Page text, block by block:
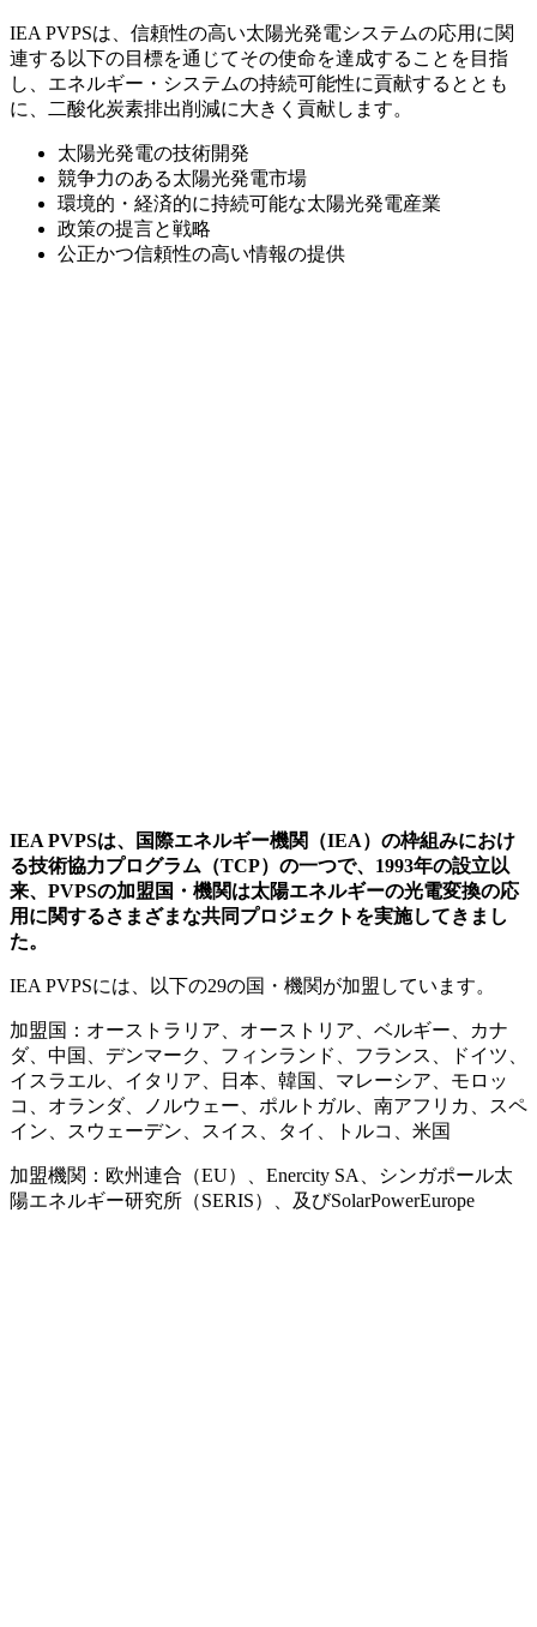
IEA PVPSは、信頼性の高い太陽光発電システムの応用に関
連する以下の目標を通じてその使命を達成することを目指
し、エネルギー・システムの持続可能性に貢献するととも
に、二酸化炭素排出削減に大きく貢献します。
太陽光発電の技術開発
競争力のある太陽光発電市場
環境的・経済的に持続可能な太陽光発電産業
政策の提言と戦略
公正かつ信頼性の高い情報の提供
IEA PVPSは、国際エネルギー機関（IEA）の枠組みにおけ
る技術協力プログラム（TCP）の一つで、1993年の設立以
来、PVPSの加盟国・機関は太陽エネルギーの光電変換の応
用に関するさまざまな共同プロジェクトを実施してきまし
た。
IEA PVPSには、以下の29の国・機関が加盟しています。
加盟国：オーストラリア、オーストリア、ベルギー、カナ
ダ、中国、デンマーク、フィンランド、フランス、ドイツ、
イスラエル、イタリア、日本、韓国、マレーシア、モロッ
コ、オランダ、ノルウェー、ポルトガル、南アフリカ、スペ
イン、スウェーデン、スイス、タイ、トルコ、米国
加盟機関：欧州連合（EU）、Enercity SA、シンガポール太
陽エネルギー研究所（SERIS）、及びSolarPowerEurope